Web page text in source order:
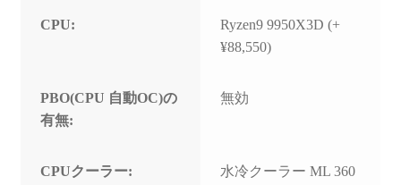
CPU:
Ryzen9 9950X3D (+
¥88,550)
PBO(CPU 自動OC)の
有無:
無効
CPUクーラー:
水冷クーラー ML 360